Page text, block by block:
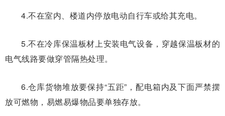
4.不在室内、楼道内停放电动自行车或给其充电。
5.不在冷库保温板材上安装电气设备，穿越保温板材的
电气线路要做穿管隔热处理。
6.仓库货物堆放要保持“五距”，配电箱内及下面严禁摆
放可燃物，易燃易爆物品要单独存放。